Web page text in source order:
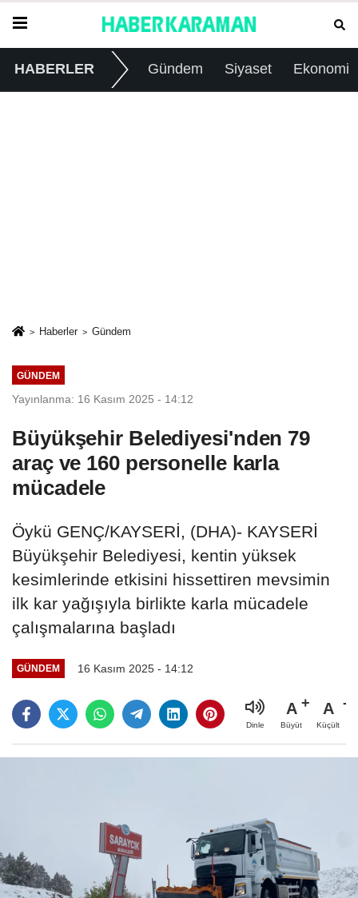
HABERLER Gündem Siyaset Ekonomi
Haberler Gündem
GÜNDEM
Yayınlanma: 16 Kasım 2025 - 14:12
Büyükşehir Belediyesi'nden 79
araç ve 160 personelle karla
mücadele
Öykü GENÇ/KAYSERİ, (DHA)- KAYSERİ
Büyükşehir Belediyesi, kentin yüksek
kesimlerinde etkisini hissettiren mevsimin
ilk kar yağışıyla birlikte karla mücadele
çalışmalarına başladı
GÜNDEM 16 Kasım 2025 - 14:12
Dinle
A
Büyüt
A
Küçült